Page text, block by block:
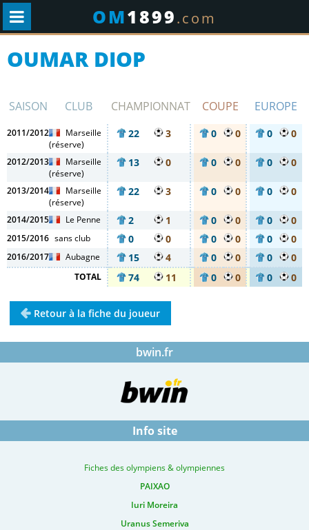
OM1899.com
OUMAR DIOP
SAISON CLUB CHAMPIONNAT COUPE EUROPE
2011/2012
Marseille
(réserve)
22 3 0 0 0 0
2012/2013
Marseille
(réserve)
13 0 0 0 0 0
2013/2014
Marseille
(réserve)
22 3 0 0 0 0
2014/2015 Le Penne 2 1 0 0 0 0
2015/2016 sans club 0 0 0 0 0 0
2016/2017 Aubagne 15 4 0 0 0 0
TOTAL 74 11 0 0 0 0
Retour à la fiche du joueur
bwin.fr
Info site
Fiches des olympiens & olympiennes
PAIXAO
Iuri Moreira
Uranus Semeriva